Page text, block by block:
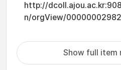
http://
n/orgView/
Show full item